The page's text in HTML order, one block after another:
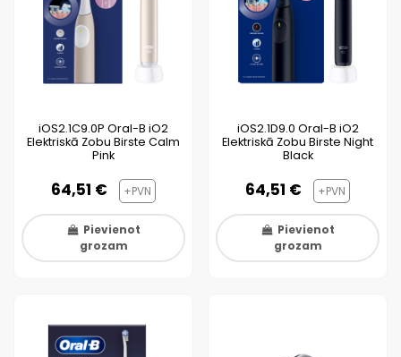
iOS2.1C9.0P Oral-B iO2
Elektriskā Zobu Birste Calm
Pink
64,51 € +PVN
Pievienot
grozam
iOS2.1D9.0 Oral-B iO2
Elektriskā Zobu Birste Night
Black
64,51 € +PVN
Pievienot
grozam